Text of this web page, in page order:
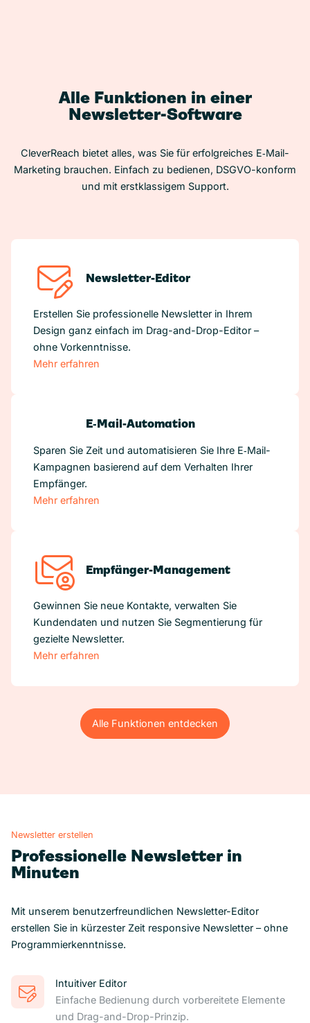
Alle Funktionen in einer
Newsletter-Software
CleverReach bietet alles, was Sie für erfolgreiches E‑Mail-
Marketing brauchen. Einfach zu bedienen, DSGVO-konform
und mit erstklassigem Support.
Newsletter-Editor
Erstellen Sie professionelle Newsletter in Ihrem
Design ganz einfach im Drag-and-Drop-Editor –
ohne Vorkenntnisse.
Mehr erfahren
E‑Mail-Automation
Sparen Sie Zeit und automatisieren Sie Ihre E‑Mail-
Kampagnen basierend auf dem Verhalten Ihrer
Empfänger.
Mehr erfahren
Empfänger-Management
Gewinnen Sie neue Kontakte, verwalten Sie
Kundendaten und nutzen Sie Segmentierung für
gezielte Newsletter.
Mehr erfahren
Alle Funktionen entdecken
Alle Funktionen entdecken
Newsletter erstellen
Professionelle Newsletter in
Minuten
Mit unserem benutzerfreundlichen Newsletter-Editor
erstellen Sie in kürzester Zeit responsive Newsletter – ohne
Programmierkenntnisse.
Intuitiver Editor
Einfache Bedienung durch vorbereitete Elemente
und Drag-and-Drop-Prinzip.